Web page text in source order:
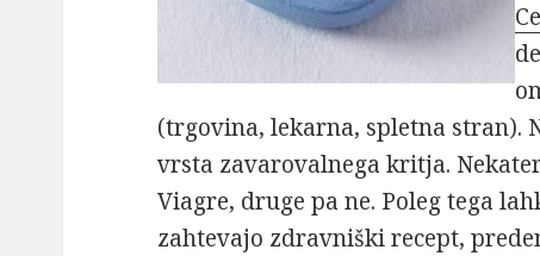
(trgovina, lekarna, spletna stran).
vrsta zavarovalnega kritja.
Viagre, druge pa ne. Poleg tega
zahtevajo zdravniški recept,